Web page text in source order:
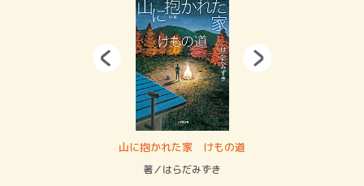
山に抱かれた家 けもの道
著／はらだみずき